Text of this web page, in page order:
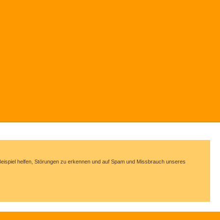
helfen, Störungen zu erkennen und auf Spam und Missbrauch unseres